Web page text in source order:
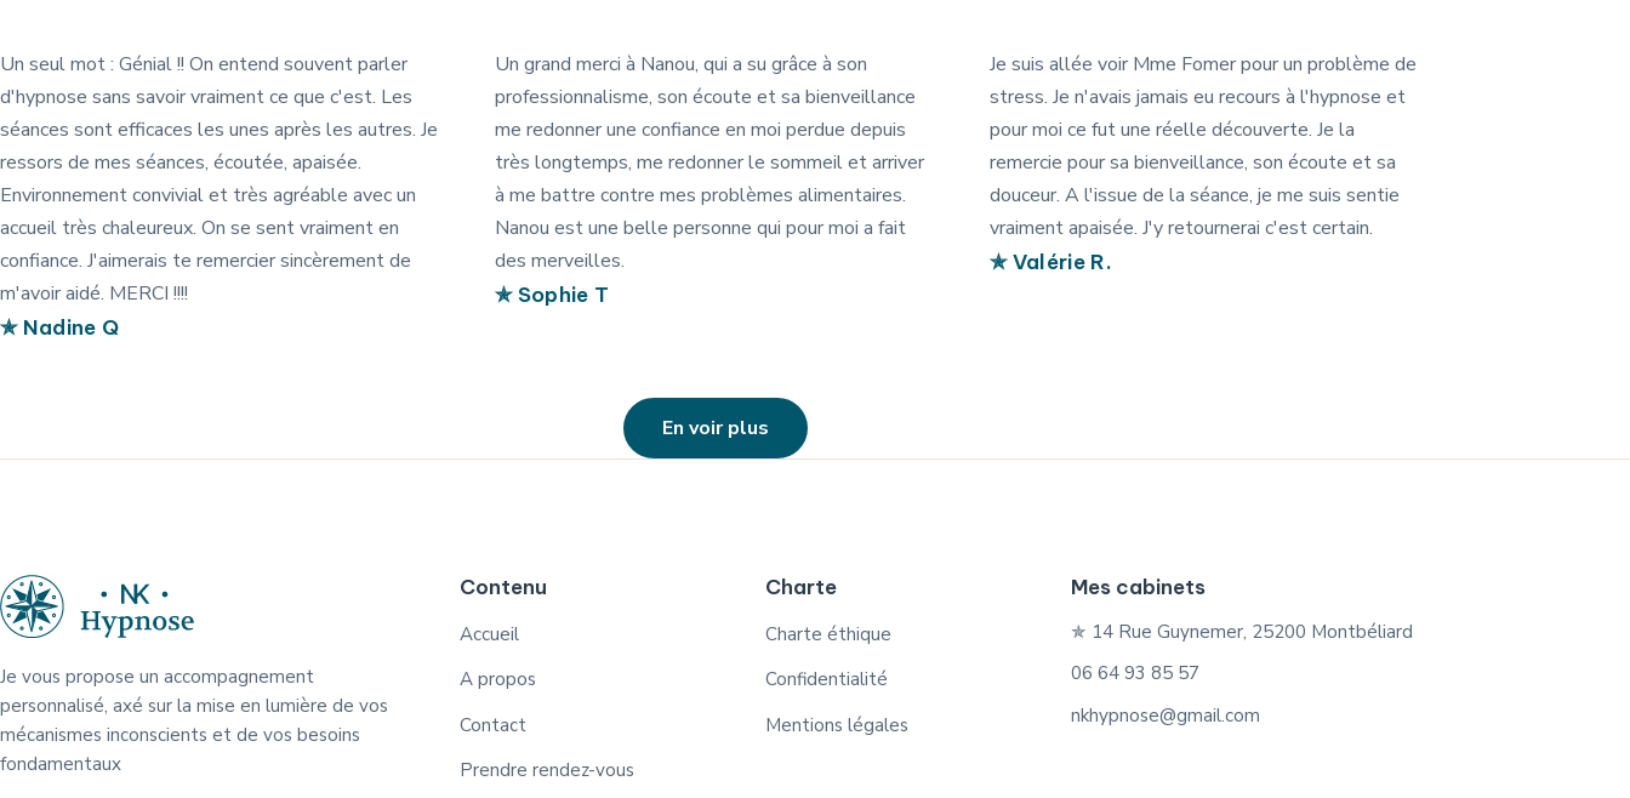
Un seul mot : Génial !! On entend souvent parler
d'hypnose sans savoir vraiment ce que c'est. Les
séances sont efficaces les unes après les autres. Je
ressors de mes séances, écoutée, apaisée.
Environnement convivial et très agréable avec un
accueil très chaleureux. On se sent vraiment en
confiance. J'aimerais te remercier sincèrement de
m'avoir aidé. MERCI !!!!
✯ Nadine Q
Un grand merci à Nanou, qui a su grâce à son
professionnalisme, son écoute et sa bienveillance
me redonner une confiance en moi perdue depuis
très longtemps, me redonner le sommeil et arriver
à me battre contre mes problèmes alimentaires.
Nanou est une belle personne qui pour moi a fait
des merveilles.
✯ Sophie T
Je suis allée voir Mme Fomer pour un problème de
stress. Je n'avais jamais eu recours à l'hypnose et
pour moi ce fut une réelle découverte. Je la
remercie pour sa bienveillance, son écoute et sa
douceur. A l'issue de la séance, je me suis sentie
vraiment apaisée. J'y retournerai c'est certain.
✯ Valérie R.
En voir plus
Je vous propose un accompagnement
personnalisé, axé sur la mise en lumière de vos
mécanismes inconscients et de vos besoins
fondamentaux
Contenu
Accueil
A propos
Contact
Prendre rendez-vous
Charte
Charte éthique
Confidentialité
Mentions légales
Mes cabinets
✯ 14 Rue Guynemer, 25200 Montbéliard
06 64 93 85 57
nkhypnose@gmail.com